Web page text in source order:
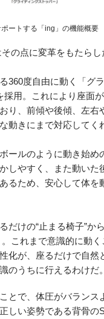
ートする「ing」の機能概要
の点に変革をもたらし
360度自由に動く「グ
採用。これにより座面
り、前傾や後傾、左右
動きにまで対応してく
ールのように動き始め
しやすく、また動いた
るため、安心して体を
だけの“止まる椅子”か
これまで意識的に動く
化が、座るだけで自然
のうちに行えるわけだ。
とで、体圧がバランス
しい姿勢である背骨の